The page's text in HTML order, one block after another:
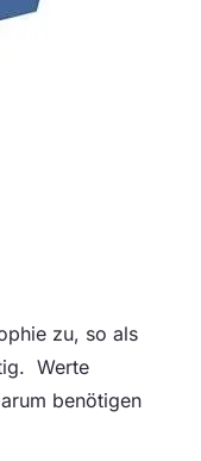
zu, so als
Werte
benötigen